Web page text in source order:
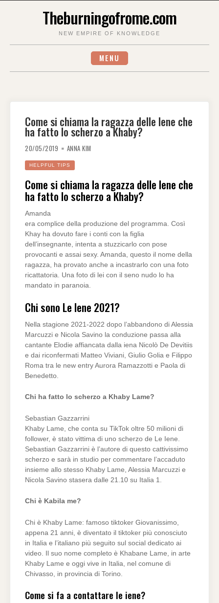
Theburningofrome.com
NEW EMPIRE OF KNOWLEDGE
MENU
Come si chiama la ragazza delle Iene che
ha fatto lo scherzo a Khaby?
20/05/2019 ANNA KIM
HELPFUL TIPS
Come si chiama la ragazza delle Iene che
ha fatto lo scherzo a Khaby?
Amanda
era complice della produzione del programma. Così
Khay ha dovuto fare i conti con la figlia
dell’insegnante, intenta a stuzzicarlo con pose
provocanti e assai sexy. Amanda, questo il nome della
ragazza, ha provato anche a incastrarlo con una foto
ricattatoria. Una foto di lei con il seno nudo lo ha
mandato in paranoia.
Chi sono Le Iene 2021?
Nella stagione 2021-2022 dopo l’abbandono di Alessia
Marcuzzi e Nicola Savino la conduzione passa alla
cantante Elodie affiancata dalla iena Nicolò De Devitiis
e dai riconfermati Matteo Viviani, Giulio Golia e Filippo
Roma tra le new entry Aurora Ramazzotti e Paola di
Benedetto.
Chi ha fatto lo scherzo a Khaby Lame?
Sebastian Gazzarrini
Khaby Lame, che conta su TikTok oltre 50 milioni di
follower, è stato vittima di uno scherzo de Le Iene.
Sebastian Gazzarrini è l’autore di questo cattivissimo
scherzo e sarà in studio per commentare l’accaduto
insieme allo stesso Khaby Lame, Alessia Marcuzzi e
Nicola Savino stasera dalle 21.10 su Italia 1.
Chi è Kabila me?
Chi è Khaby Lame: famoso tiktoker Giovanissimo,
appena 21 anni, è diventato il tiktoker più conosciuto
in Italia e l’italiano più seguito sul social dedicato ai
video. Il suo nome completo è Khabane Lame, in arte
Khaby Lame e oggi vive in Italia, nel comune di
Chivasso, in provincia di Torino.
Come si fa a contattare le iene?